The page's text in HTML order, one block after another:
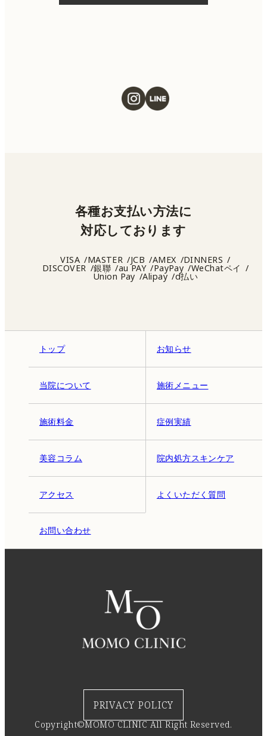
希望の場合は、ご予約の際にお気軽にご相談
トップ お知らせ
当院について 施術メニュー
施術料金 症例実績
美容コラム 院内処方スキンケア
アクセス よくいただく質問
お問い合わせ
各種お支払い方法に
対応しております
VISA MASTER JCB AMEX DINNERS
DISCOVER 銀聯 au PAY PayPay WeChatペイ
Union Pay Alipay d払い
PRIVACY POLICY
Copyright©MOMO CLINIC All Right Reserved.